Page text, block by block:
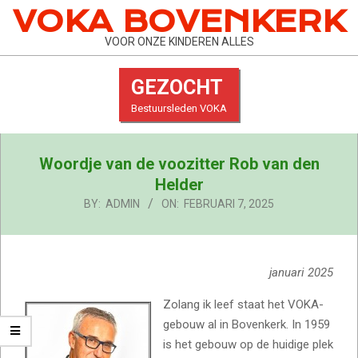
SkipVOKA BOVENKERK
VOOR ONZE KINDEREN ALLES
GEZOCHT
Bestuursleden VOKA
NavigationWoordje van de voozitter Rob van den
Helder
BY: ADMIN ON: FEBRUARI 7, 2025
januari 2025
Zolang ik leef staat het VOKA-
gebouw al in Bovenkerk. In 1959
is het gebouw op de huidige plek